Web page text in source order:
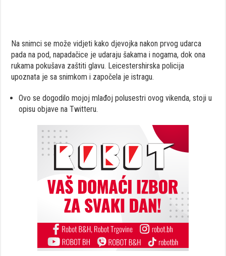
Na snimci se može vidjeti kako djevojka nakon prvog udarca
pada na pod, napadačice je udaraju šakama i nogama, dok ona
rukama pokušava zaštiti glavu. Leicestershirska policija
upoznata je sa snimkom i započela je istragu.
Ovo se dogodilo mojoj mlađoj polusestri ovog vikenda, stoji u
opisu objave na Twitteru.